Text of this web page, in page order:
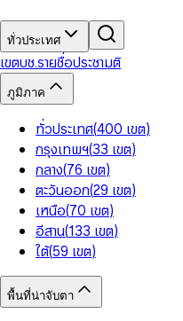
ทั่วประเทศ
เขตบช.รายชื่อประชามติ
ภูมิภาค
ทั่วประเทศ(400 เขต)
กรุงเทพฯ(33 เขต)
กลาง(76 เขต)
ตะวันออก(29 เขต)
เหนือ(70 เขต)
อีสาน(133 เขต)
ใต้(59 เขต)
พื้นที่น่าจับตา